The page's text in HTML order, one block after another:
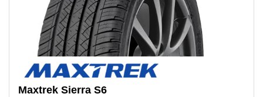
Maxtrek Sierra S6